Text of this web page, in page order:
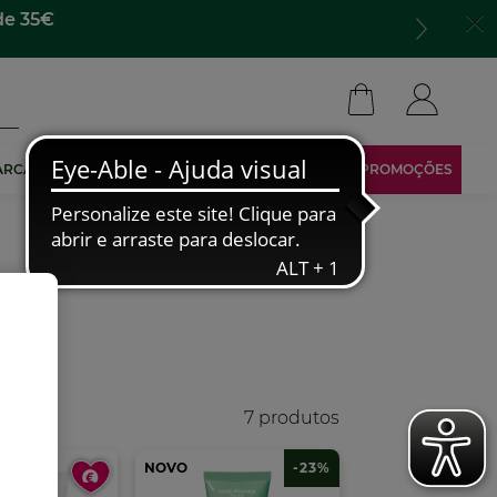
todo lado​
TORNA-TE AFILIADO ÁREA RESERVADA PROMOÇÕES
7 produtos
NOVO -23%